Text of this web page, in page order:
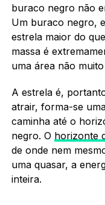
buraco negro não
Um buraco negro,
estrela maior do
massa é
uma área não
A estrela é,
atrair, forma-se
caminha até o
negro. O horizonte
de onde nem
uma quasar, a
inteira.